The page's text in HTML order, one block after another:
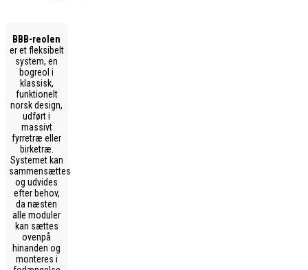
BBB-reolen
er et fleksibelt
system, en
bogreol i
klassisk,
funktionelt
norsk design,
udført i
massivt
fyrretræ eller
birketræ.
Systemet kan
sammensættes
og udvides
efter behov,
da næsten
alle moduler
kan sættes
ovenpå
hinanden og
monteres i